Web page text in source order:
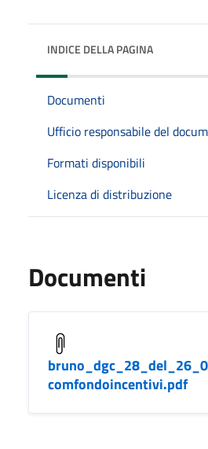
INDICE DELLA PAGINA
Documenti
Ufficio responsabile del
Formati disponibili
Licenza di distribuzione
Documenti
comfondoincentivi.pdf